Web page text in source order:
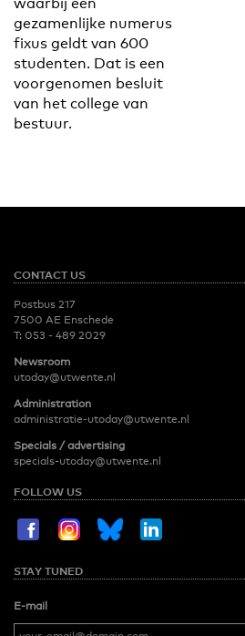
gezamenlijke numerus
fixus geldt van 600
studenten. Dat is een
voorgenomen besluit
van het college van
bestuur.
CONTACT US
Postbus 217
7500 AE Enschede
T: 053 - 489 2029
Newsroom
utoday@utwente.nl
Administration
administratie-utoday@utwente.nl
Specials / advertising
specials-utoday@utwente.nl
FOLLOW US
STAY TUNED
E-mail